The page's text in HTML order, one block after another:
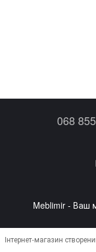
068
Meblimir - Ваш
Інтернет-магазин